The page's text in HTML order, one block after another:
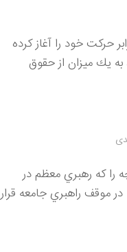
حركت خود را آغاز كرده
به یك میزان از حقوق
را كه رهبري معظم در
موقف راهبري جامعه قرار